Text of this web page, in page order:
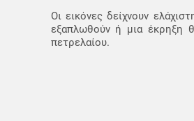
Οι εικόνες δείχνουν
εξαπλωθούν ή μια έκρηξη
πετρελαίου.